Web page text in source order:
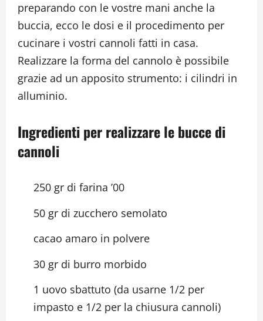
preparando con le vostre mani anche la
buccia, ecco le dosi e il procedimento per
cucinare i vostri cannoli fatti in casa.
Realizzare la forma del cannolo è possibile
grazie ad un apposito strumento: i cilindri in
alluminio.
Ingredienti per realizzare le bucce di
cannoli
250 gr di farina ’00
50 gr di zucchero semolato
cacao amaro in polvere
30 gr di burro morbido
1 uovo sbattuto (da usarne 1/2 per
impasto e 1/2 per la chiusura cannoli)